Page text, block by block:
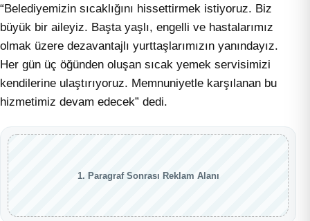
“Belediyemizin sıcaklığını hissettirmek istiyoruz. Biz
büyük bir aileyiz. Başta yaşlı, engelli ve hastalarımız
olmak üzere dezavantajlı yurttaşlarımızın yanındayız.
Her gün üç öğünden oluşan sıcak yemek servisimizi
kendilerine ulaştırıyoruz. Memnuniyetle karşılanan bu
hizmetimiz devam edecek” dedi.
1. Paragraf Sonrası Reklam Alanı